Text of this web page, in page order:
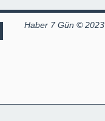
Haber 7 Gün © 2023